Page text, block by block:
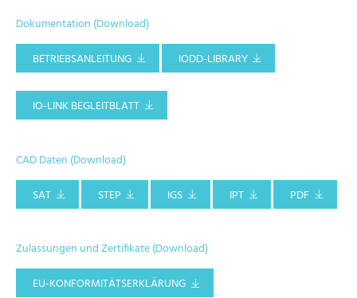
Dokumentation (Download)
BETRIEBSANLEITUNG
IODD-LIBRARY
IO-LINK BEGLEITBLATT
CAD Daten (Download)
SAT
STEP IGS IPT PDF
Zulassungen und Zertifikate (Download)
EU-KONFORMITÄTSERKLÄRUNG